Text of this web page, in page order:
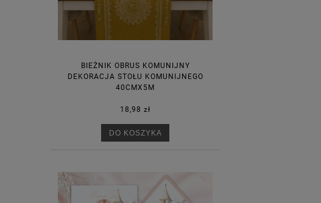
BIEŻNIK OBRUS KOMUNIJNY
DEKORACJA STOŁU KOMUNIJNEGO
40CMX5M
18,98 zł
DO KOSZYKA